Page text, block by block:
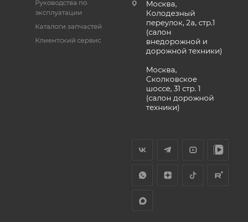
Руководства по
эксплуатации
Каталоги запчастей
Клиентский сервис
Москва,
Колодезный
переулок, 2а, стр.1
(салон
внедорожной и
дорожной техники)
Москва,
Сколковское
шоссе, 31 стр. 1
(салон дорожной
техники)